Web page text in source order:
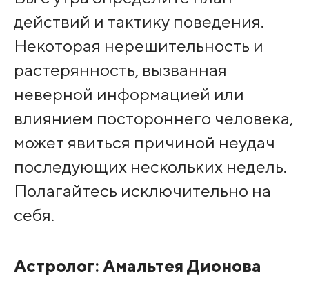
действий и тактику поведения.
Некоторая нерешительность и
растерянность, вызванная
неверной информацией или
влиянием постороннего человека,
может явиться причиной неудач
последующих нескольких недель.
Полагайтесь исключительно на
себя.
Астролог: Амальтея Дионова